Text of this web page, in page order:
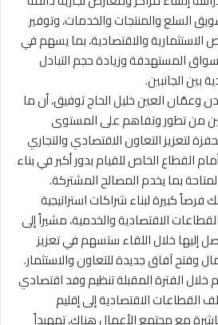
السلع والمنتجات والخدمات، وتوفير
الاستثمارية والاقتصادية، بما يسهم في
المستهدفة وزيادة حجم التبادل
بين الجانبين.
وعمّان العين خليل الحاج توفيق، أن ما
من تطور وتفاهم على المستوى
لتعزيز التعاون الاقتصادي والتجاري
القطاع الخاص للقيام بدور أكبر في بناء
بما يخدم المصالح المشتركة.
كبيرة لبناء شراكات استراتيجية
الاقتصادية والخدمية، مشيراً إلى
إليها خلال اللقاء ستسهم في تعزيز
وفتح آفاق جديدة للتعاون والاستثمار.
الفترة المقبلة تنظيم وفد اقتصادي
الاقتصادية إلى إقليم
مع مجتمع الأعمال هناك، تمهيداً